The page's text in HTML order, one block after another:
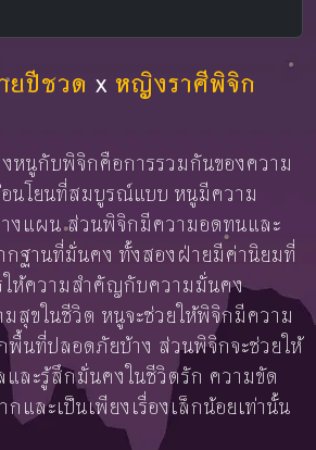
ยปีชวด x หญิงราศีพิจิก
หนูกับพิจิกคือการรวมกันของความ
นโยนที่สมบูรณ์แบบ หนูมีความ
งแผน ส่วนพิจิกมีความอดทนและ
กฐานที่มั่นคง ทั้งสองฝ่ายมีค่านิยมที่
ให้ความสำคัญกับความมั่นคง
มสุขในชีวิต หนูจะช่วยให้พิจิกมีความ
พื้นที่ปลอดภัยบ้าง ส่วนพิจิกจะช่วยให้
ละรู้สึกมั่นคงในชีวิตรัก ความขัด
และเป็นเพียงเรื่องเล็กน้อยเท่านั้น